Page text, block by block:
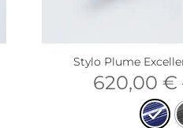
Stylo Plume
620,00€